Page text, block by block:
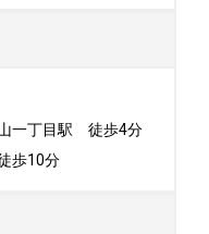
一丁目駅　徒歩4分
歩10分